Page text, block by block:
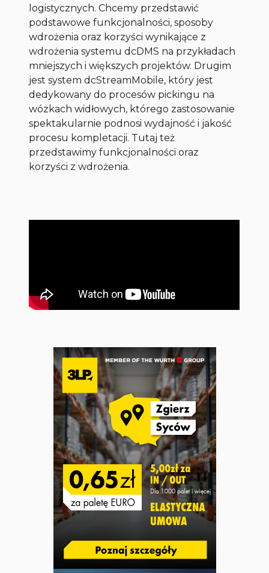
logistycznych. Chcemy przedstawić
podstawowe funkcjonalności, sposoby
wdrożenia oraz korzyści wynikające z
wdrożenia systemu dcDMS na przykładach
mniejszych i większych projektów. Drugim
jest system dcStreamMobile, który jest
dedykowany do procesów pickingu na
wózkach widłowych, którego zastosowanie
spektakularnie podnosi wydajność i jakość
procesu kompletacji. Tutaj też
przedstawimy funkcjonalności oraz
korzyści z wdrożenia.